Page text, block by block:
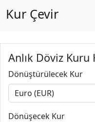
Kur Çevir
Anlık Döviz Kuru
Dönüştürülecek Kur
Dönüşecek Kur